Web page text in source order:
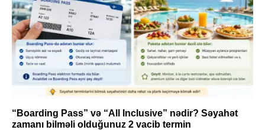
“Boarding Pass” və “All Inclusive” nədir? Səyahət
zamanı bilməli olduğunuz 2 vacib termin